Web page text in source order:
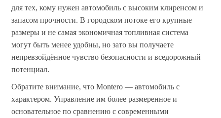
для тех, кому нужен автомобиль с высоким клиренсом и
запасом прочности. В городском потоке его крупные
размеры и не самая экономичная топливная система
могут быть менее удобны, но зато вы получаете
непревзойдённое чувство безопасности и вседорожный
потенциал.
Обратите внимание, что Montero — автомобиль с
характером. Управление им более размеренное и
основательное по сравнению с современными